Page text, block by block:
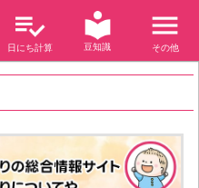
日にち計算 豆知識 その他